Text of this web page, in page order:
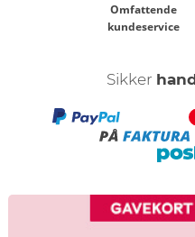
Omfattende
kundeservice
Sikker